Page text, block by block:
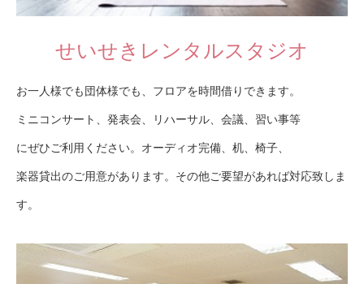
せいせきレンタルスタジオ
お一人様でも団体様でも、フロアを時間借りできます。
ミニコンサート、発表会、リハーサル、会議、習い事等
にぜひご利用ください。オーディオ完備、机、椅子、
楽器貸出のご用意があります。その他ご要望があれば対応致しま
す。